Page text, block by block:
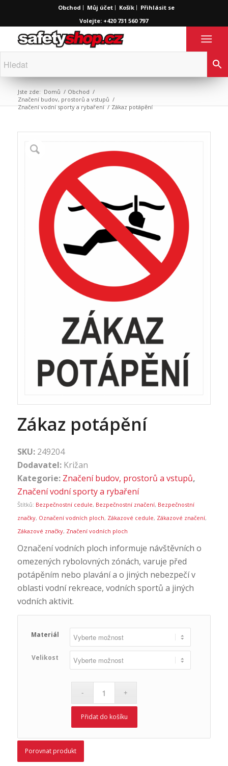
Obchod Můj účet Košík
Přihlásit se
Volejte: +420 731 560 797
Jste zde: Domů / Obchod /
Značení budov, prostorů a vstupů /
Značení vodní sporty a rybaření / Zákaz potápění
Zákaz potápění
SKU: 249204
Dodavatel: Križan
Kategorie: Značení budov, prostorů a vstupů,
Značení vodní sporty a rybaření
Štítků: Bezpečnostní cedule, Bezpečnostní značení, Bezpečnostní
značky, Označení vodních ploch, Zákazové cedule, Zákazové značení,
Zákazové značky, Značení vodních ploch
Označení vodních ploch informuje návštěvních o
omezených rybolovných zónách, varuje před
potápěním nebo plavání a o jiných nebezpečí v
oblasti vodní rekreace, vodních sportů a jiných
vodních aktivit.
Materiál
Velikost
Přidat do košíku
Porovnat produkt